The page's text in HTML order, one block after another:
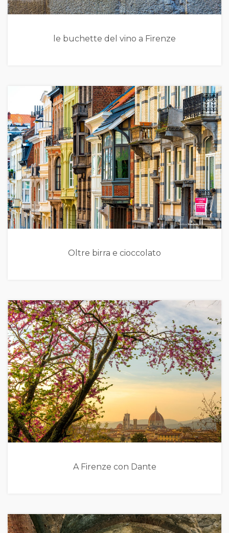
le buchette del vino a Firenze
Oltre birra e cioccolato
A Firenze con Dante